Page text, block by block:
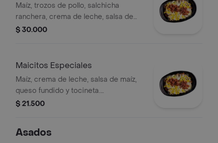
Maíz, trozos de pollo, salchicha
ranchera, crema de leche, salsa de
maíz, queso fundido, tocineta,
$ 30.000
Maicitos Especiales
Maíz, crema de leche, salsa de maíz,
queso fundido y tocineta.
Acompañado de pan.
$ 21.500
Asados